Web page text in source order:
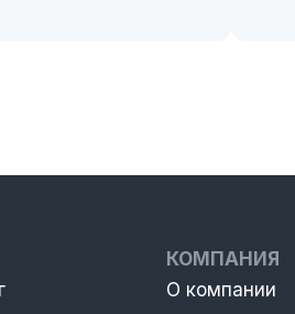
КОМПАНИЯ
О компании